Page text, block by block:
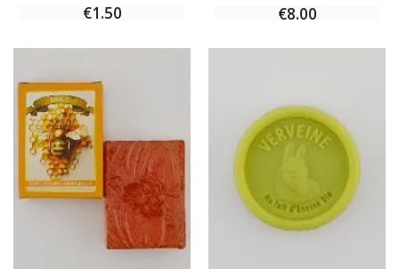
€1.50 €8.00